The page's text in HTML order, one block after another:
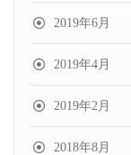
2019年6月
2019年4月
2019年2月
2018年8月